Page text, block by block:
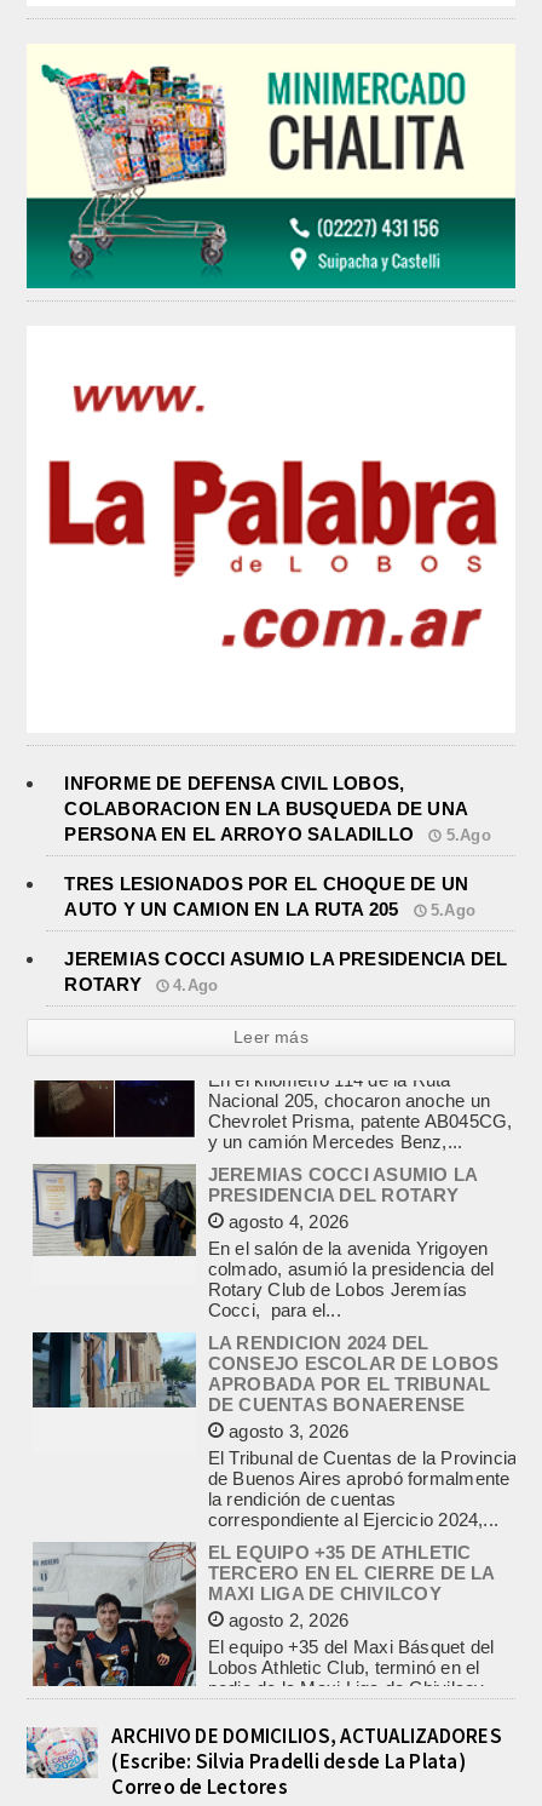
INFORME DE DEFENSA CIVIL LOBOS,
COLABORACION EN LA BUSQUEDA DE UNA
PERSONA EN EL ARROYO SALADILLO
5.Ago
TRES LESIONADOS POR EL CHOQUE DE UN
AUTO Y UN CAMION EN LA RUTA 205
5.Ago
JEREMIAS COCCI ASUMIO LA PRESIDENCIA DEL
ROTARY
4.Ago
Leer más
JEREMIAS COCCI ASUMIO LA
PRESIDENCIA DEL ROTARY
agosto 4, 2026
En el salón de la avenida Yrigoyen
colmado, asumió la presidencia del
Rotary Club de Lobos Jeremías
Cocci, para el...
LA RENDICION 2024 DEL
CONSEJO ESCOLAR DE LOBOS
APROBADA POR EL TRIBUNAL
DE CUENTAS BONAERENSE
agosto 3, 2026
El Tribunal de Cuentas de la Provincia
de Buenos Aires aprobó formalmente
la rendición de cuentas
correspondiente al Ejercicio 2024,...
EL EQUIPO +35 DE ATHLETIC
TERCERO EN EL CIERRE DE LA
MAXI LIGA DE CHIVILCOY
agosto 2, 2026
El equipo +35 del Maxi Básquet del
Lobos Athletic Club, terminó en el
podio de la Maxi Liga de Chivilcoy,...
INFORME DE DEFENSA CIVIL
LOBOS, COLABORACION EN LA
BUSQUEDA DE UNA PERSONA EN
EL ARROYO SALADILLO
agosto 5, 2026
En las primeras horas de la tarde del
martes, el Intendente Jorge
Etcheverry recibió, por parte de su
ARCHIVO DE DOMICILIOS, ACTUALIZADORES
(Escribe: Silvia Pradelli desde La Plata)
Correo de Lectores